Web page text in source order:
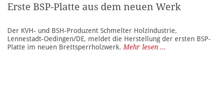
Erste BSP-Platte aus dem neuen Werk
Der KVH- und BSH-Produzent Schmelter Holzindustrie,
Lennestadt-Oedingen/DE, meldet die Herstellung der ersten BSP-
Platte im neuen Brettsperrholzwerk. Mehr lesen ...